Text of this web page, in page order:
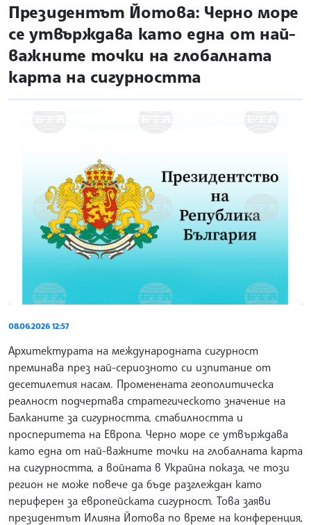
site.bta
Президентът Йотова: Черно море
се утвърждава като една от най-
важните точки на глобалната
карта на сигурността
08.06.2026 12:57
Архитектурата на международната сигурност
преминава през най-сериозното си изпитание от
десетилетия насам. Променената геополитическа
реалност подчертава стратегическото значение на
Балканите за сигурността, стабилността и
просперитета на Европа. Черно море се утвърждава
като една от най-важните точки на глобалната карта
на сигурността, а войната в Украйна показа, че този
регион не може повече да бъде разглеждан като
периферен за европейската сигурност. Това заяви
президентът Илияна Йотова по време на конференция,